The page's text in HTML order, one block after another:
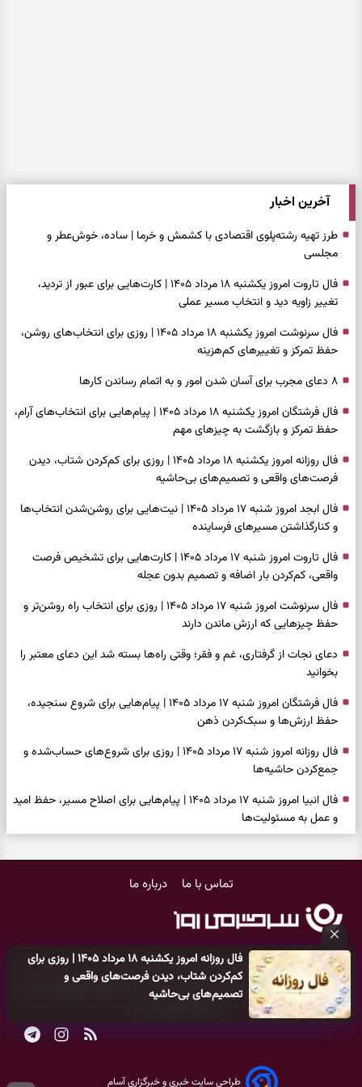
فال روزانه امروز یکشنبه ۱۸ مرداد ۱۴۰۵ | روزی برای
کم‌کردن شتاب، دیدن فرصت‌های واقعی و
تصمیم‌های بی‌حاشیه
آخرین اخبار
طرز تهیه رشته‌پلوی اقتصادی با کشمش و خرما | ساده، خوش‌عطر و
مجلسی
فال تاروت امروز یکشنبه ۱۸ مرداد ۱۴۰۵ | کارت‌هایی برای عبور از تردید،
تغییر زاویه دید و انتخاب مسیر عملی
فال سرنوشت امروز یکشنبه ۱۸ مرداد ۱۴۰۵ | روزی برای انتخاب‌های روشن،
حفظ تمرکز و تغییرهای کم‌هزینه
۸ دعای مجرب برای آسان شدن امور و به اتمام رساندن کار‌ها
فال فرشتگان امروز یکشنبه ۱۸ مرداد ۱۴۰۵ | پیام‌هایی برای انتخاب‌های آرام،
حفظ تمرکز و بازگشت به چیزهای مهم
فال روزانه امروز یکشنبه ۱۸ مرداد ۱۴۰۵ | روزی برای کم‌کردن شتاب، دیدن
فرصت‌های واقعی و تصمیم‌های بی‌حاشیه
فال ابجد امروز شنبه ۱۷ مرداد ۱۴۰۵ | نیت‌هایی برای روشن‌شدن انتخاب‌ها
و کنارگذاشتن مسیرهای فرساینده
فال تاروت امروز شنبه ۱۷ مرداد ۱۴۰۵ | کارت‌هایی برای تشخیص فرصت
واقعی، کم‌کردن بار اضافه و تصمیم بدون عجله
فال سرنوشت امروز شنبه ۱۷ مرداد ۱۴۰۵ | روزی برای انتخاب راه روشن‌تر و
حفظ چیزهایی که ارزش ماندن دارند
دعای نجات از گرفتاری، غم و فقر؛ وقتی راه‌ها بسته شد این دعای معتبر را
بخوانید
فال فرشتگان امروز شنبه ۱۷ مرداد ۱۴۰۵ | پیام‌هایی برای شروع سنجیده،
حفظ ارزش‌ها و سبک‌کردن ذهن
فال روزانه امروز شنبه ۱۷ مرداد ۱۴۰۵ | روزی برای شروع‌های حساب‌شده و
جمع‌کردن حاشیه‌ها
فال انبیا امروز شنبه ۱۷ مرداد ۱۴۰۵ | پیام‌هایی برای اصلاح مسیر، حفظ امید
و عمل به مسئولیت‌ها
سلیقه شخصی و پایان‌دادن به تردیدها
ساده و کنارگذاشتن نگرانی‌های اضافی
فال قهوه امروز جمعه ۱۶ مرداد ۱۴۰۵ | نقش‌هایی از فرصت‌های نزدیک،
دل‌مشغولی‌های پنهان و راه‌های تازه
فال شمع امروز جمعه ۱۶ مرداد ۱۴۰۵ | نشانه‌هایی برای حفظ آرامش، تکمیل
تماس با ما درباره ما
کلیه حقوق مادی و معنوی این سایت متعلق به پایگاه خبری سرگرمی روز
می‌باشد و هر گونه کپی‌برداری توسط دیگر سایت‌ها
اکیدا ممنوع
طراحی سایت خبری و خبرگزاری آسام